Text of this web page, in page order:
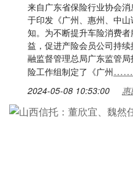
来自广东省保险行业协会
于印发《广州、惠州、中山
知。为不断提升车险消费
益，促进产险会员公司持
融监督管理总局广东监管
险工作组制定了《广州……
2024-05-08 10:53:00